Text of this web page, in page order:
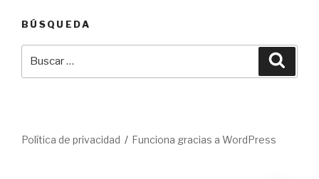
BÚSQUEDA
Política de privacidad Funciona gracias a WordPress